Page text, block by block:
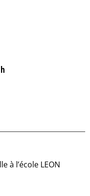
à l’école LEON